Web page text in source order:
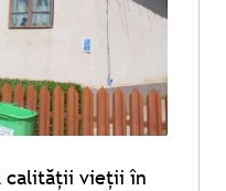
calității vieții în